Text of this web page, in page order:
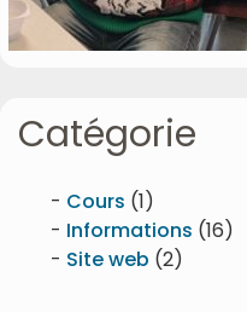
Catégorie
Cours (1)
Informations (16)
Site web (2)